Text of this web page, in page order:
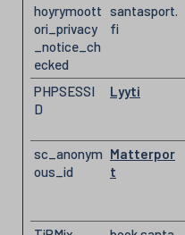
hoyrymoott
ori_privacy
_notice_ch
ecked
santasport.
fi
PHPSESSI
D
Lyyti
sc_anonym
ous_id
Matterpor
t